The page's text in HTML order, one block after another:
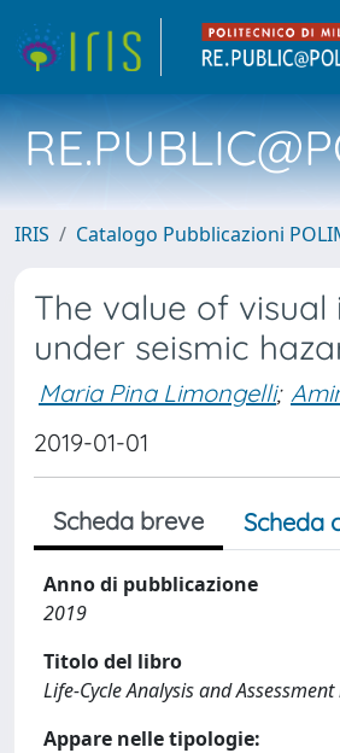
IRIS Catalogo Pubblicazioni
The value of
under seismic
Maria Pina Limongelli;
2019-01-01
Scheda breve Scheda
Anno di pubblicazione
2019
Titolo del libro
Life-Cycle Analysis and
Appare nelle tipologie: